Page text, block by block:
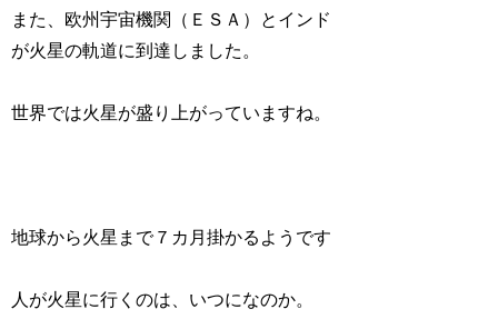
また、欧州宇宙機関（ＥＳＡ）とインド
が火星の軌道に到達しました。
世界では火星が盛り上がっていますね。
地球から火星まで７カ月掛かるようです
人が火星に行くのは、いつになのか。